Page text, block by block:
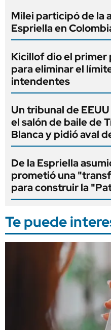
Milei participó de la
Espriella en
Kicillof dio el primer
para eliminar el
intendentes
Un tribunal de
el salón de baile de
Blanca y pidió aval
De la Espriella
prometió una
para construir la
Te puede